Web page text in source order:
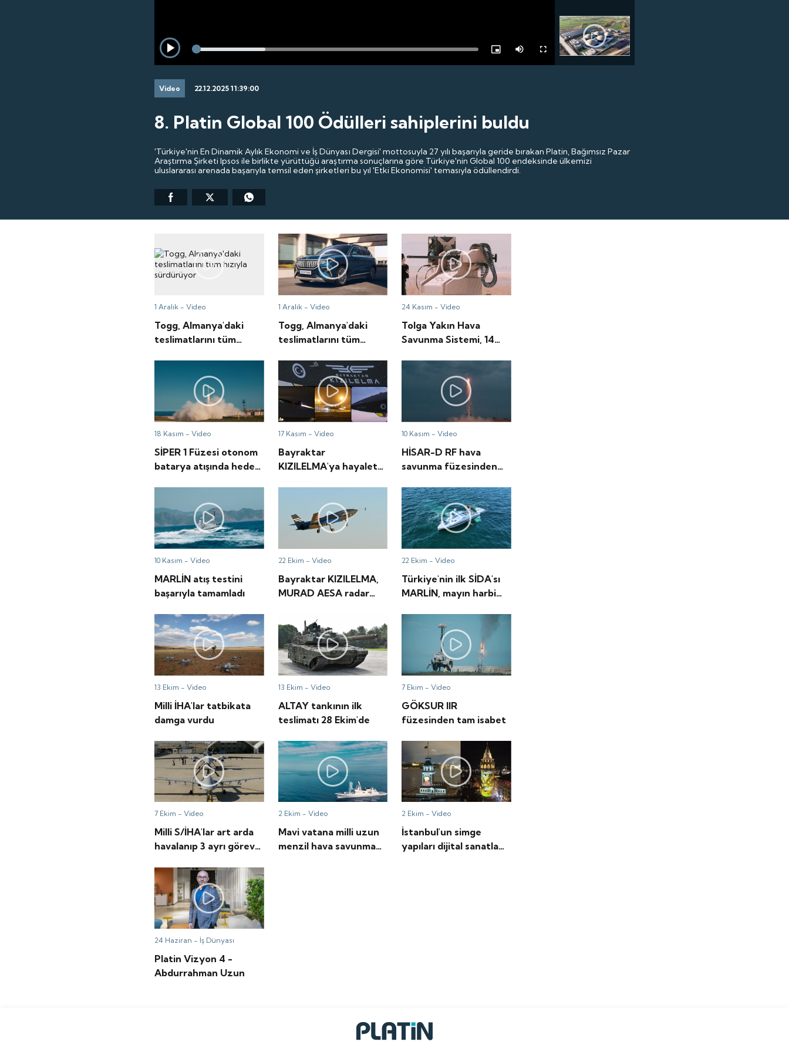
Play Mute
Loaded:
24.69%
Picture-
Fullscreen
Elazığ'da 250
Bayraktar
KIZILELMA hava-
Video 22.12.2025 11:39:00
8. Platin Global 100 Ödülleri sahiplerini buldu
'Türkiye'nin En Dinamik Aylık Ekonomi ve İş Dünyası Dergisi' mottosuyla 27 yılı başarıyla geride bırakan Platin, Bağımsız Pazar
Araştırma Şirketi Ipsos ile birlikte yürüttüğü araştırma sonuçlarına göre Türkiye'nin Global 100 endeksinde ülkemizi
uluslararası arenada başarıyla temsil eden şirketleri bu yıl 'Etki Ekonomisi' temasıyla ödüllendirdi.
1 Aralık -Video
Togg, Almanya'daki
teslimatlarını tüm
1 Aralık - Video
Togg, Almanya'daki
teslimatlarını tüm
24 Kasım -Video
Tolga Yakın Hava
Savunma Sistemi, 14
18 Kasım -Video
SİPER 1 Füzesi otonom
batarya atışında hedefi
17 Kasım - Video
Bayraktar
KIZILELMA'ya hayalet
10 Kasım -Video
HİSAR-D RF hava
savunma füzesinden
10 Kasım -Video
MARLİN atış testini
başarıyla tamamladı
22 Ekim - Video
Bayraktar KIZILELMA,
MURAD AESA radar
gerçekleştirdi
22 Ekim -Video
Türkiye'nin ilk SİDA'sı
MARLİN, mayın harbi
13 Ekim -Video
Milli İHA'lar tatbikata
damga vurdu
13 Ekim - Video
ALTAY tankının ilk
teslimatı 28 Ekim'de
7 Ekim -Video
GÖKSUR IIR
füzesinden tam isabet
7 Ekim -Video
Milli S/İHA'lar art arda
havalanıp 3 ayrı görev
2 Ekim - Video
Mavi vatana milli uzun
menzil hava savunma
2 Ekim -Video
İstanbul'un simge
yapıları dijital sanatla
24 Haziran - İş Dünyası
Platin Vizyon 4 -
Abdurrahman Uzun